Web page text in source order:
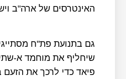
האינטרסים של ארה"ב
גם בתנועת פת"ח
שיחליף את מוחמד א-
פיאד כדי לרכך את הזעם